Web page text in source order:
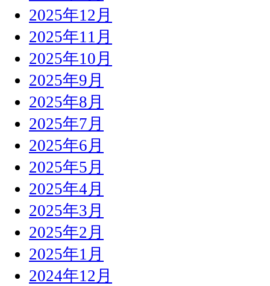
2025年12月
2025年11月
2025年10月
2025年9月
2025年8月
2025年7月
2025年6月
2025年5月
2025年4月
2025年3月
2025年2月
2025年1月
2024年12月